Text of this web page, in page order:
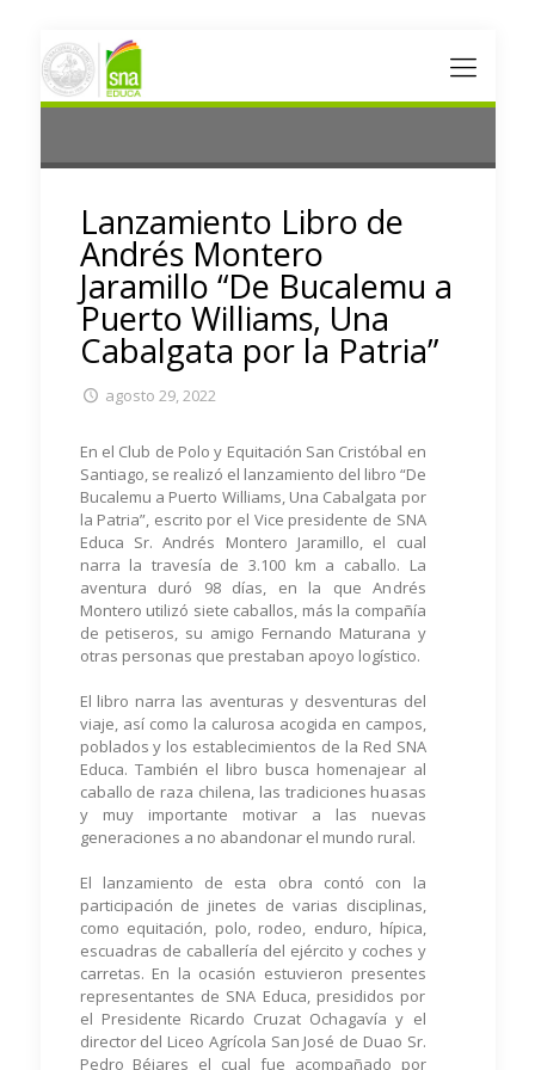
Lanzamiento Libro de
Andrés Montero
Jaramillo “De Bucalemu a
Puerto Williams, Una
Cabalgata por la Patria”
agosto 29, 2022
En el Club de Polo y Equitación San Cristóbal en
Santiago, se realizó el lanzamiento del libro “De
Bucalemu a Puerto Williams, Una Cabalgata por
la Patria”, escrito por el Vice presidente de SNA
Educa Sr. Andrés Montero Jaramillo, el cual
narra la travesía de 3.100 km a caballo. La
aventura duró 98 días, en la que Andrés
Montero utilizó siete caballos, más la compañía
de petiseros, su amigo Fernando Maturana y
otras personas que prestaban apoyo logístico.
El libro narra las aventuras y desventuras del
viaje, así como la calurosa acogida en campos,
poblados y los establecimientos de la Red SNA
Educa. También el libro busca homenajear al
caballo de raza chilena, las tradiciones huasas
y muy importante motivar a las nuevas
generaciones a no abandonar el mundo rural.
El lanzamiento de esta obra contó con la
participación de jinetes de varias disciplinas,
como equitación, polo, rodeo, enduro, hípica,
escuadras de caballería del ejército y coches y
carretas. En la ocasión estuvieron presentes
representantes de SNA Educa, presididos por
el Presidente Ricardo Cruzat Ochagavía y el
director del Liceo Agrícola San José de Duao Sr.
Pedro Béjares el cual fue acompañado por